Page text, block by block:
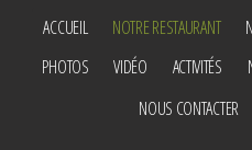
ACCUEIL NOTRE RESTAURANT
PHOTOS
VIDÉO ACTIVITÉS
NOUS CONTACTER